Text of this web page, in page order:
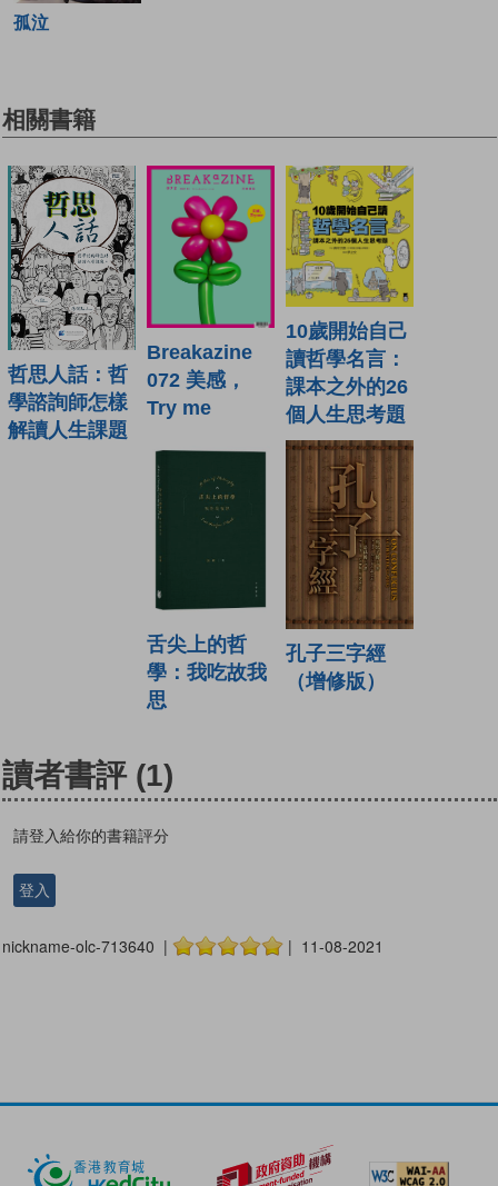
孤泣
相關書籍
哲思人話：哲
學諮詢師怎樣
解讀人生課題
Breakazine
072 美感，
Try me
10歲開始自己
讀哲學名言：
課本之外的26
個人生思考題
舌尖上的哲
學：我吃故我
思
孔子三字經
（增修版）
讀者書評 (1)
請登入給你的書籍評分
登入
nickname-olc-713640 | | 11-08-2021